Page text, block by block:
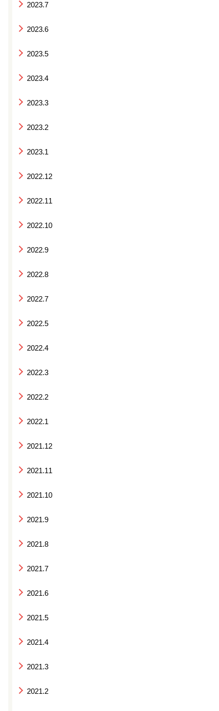
2023.7
2023.6
2023.5
2023.4
2023.3
2023.2
2023.1
2022.12
2022.11
2022.10
2022.9
2022.8
2022.7
2022.5
2022.4
2022.3
2022.2
2022.1
2021.12
2021.11
2021.10
2021.9
2021.8
2021.7
2021.6
2021.5
2021.4
2021.3
2021.2